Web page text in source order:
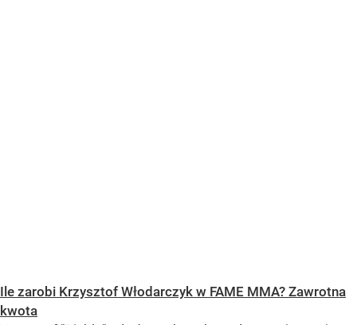
Ile zarobi Krzysztof Włodarczyk w FAME MMA? Zawrotna
kwota